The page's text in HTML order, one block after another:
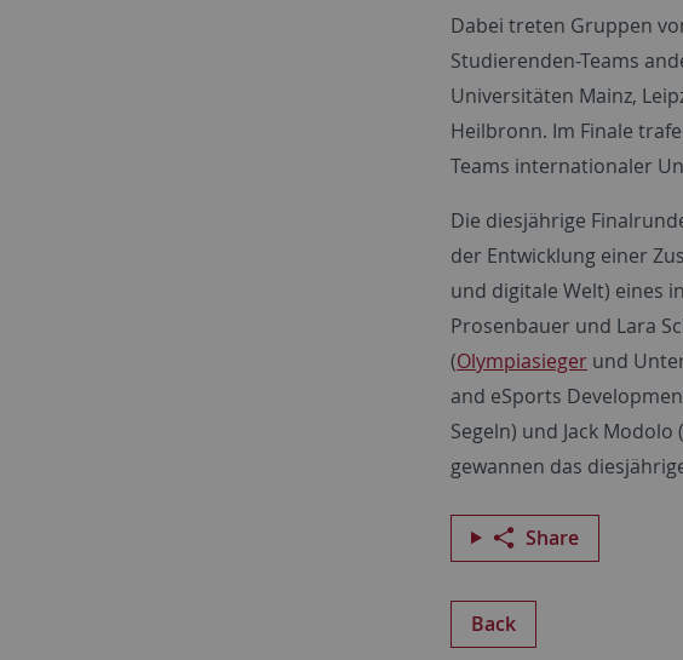
Dabei treten Gruppen
Studierenden-Teams
Universitäten Mainz,
Heilbronn. Im Finale
Teams internationaler
Die diesjährige
der Entwicklung einer
und digitale Welt) eines
Prosenbauer und Lara
(Olympiasieger und
and eSports
Segeln) und Jack
gewannen das
Share
Back